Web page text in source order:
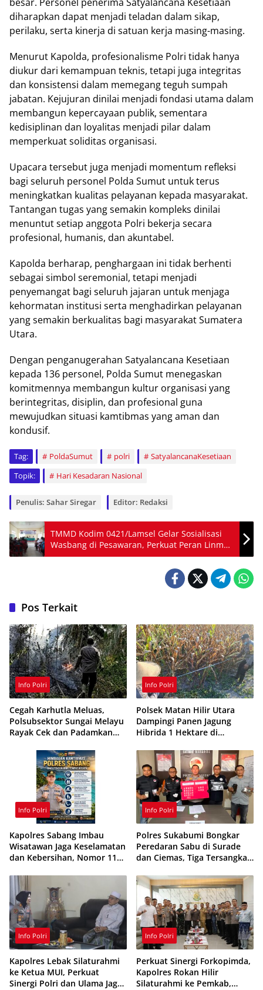
diharapkan dapat menjadi teladan dalam sikap,
perilaku, serta kinerja di satuan kerja masing-masing.
Menurut Kapolda, profesionalisme Polri tidak hanya
diukur dari kemampuan teknis, tetapi juga integritas
dan konsistensi dalam memegang teguh sumpah
jabatan. Kejujuran dinilai menjadi fondasi utama dalam
membangun kepercayaan publik, sementara
kedisiplinan dan loyalitas menjadi pilar dalam
memperkuat soliditas organisasi.
Upacara tersebut juga menjadi momentum refleksi
bagi seluruh personel Polda Sumut untuk terus
meningkatkan kualitas pelayanan kepada masyarakat.
Tantangan tugas yang semakin kompleks dinilai
menuntut setiap anggota Polri bekerja secara
profesional, humanis, dan akuntabel.
Kapolda berharap, penghargaan ini tidak berhenti
sebagai simbol seremonial, tetapi menjadi
penyemangat bagi seluruh jajaran untuk menjaga
kehormatan institusi serta menghadirkan pelayanan
yang semakin berkualitas bagi masyarakat Sumatera
Utara.
Dengan penganugerahan Satyalancana Kesetiaan
kepada 136 personel, Polda Sumut menegaskan
komitmennya membangun kultur organisasi yang
berintegritas, disiplin, dan profesional guna
mewujudkan situasi kamtibmas yang aman dan
kondusif.
Tag: PoldaSumut polri
SatyalancanaKesetiaan
Topik:
Hari Kesadaran Nasional
Penulis: Sahar Siregar Editor: Redaksi
TMMD Kodim 0421/Lamsel Gelar Sosialisasi
Wasbang di Pesawaran, Perkuat Peran Linmas
Jaga Stabilitas Desa
Pos Terkait
Info Polri
Cegah Karhutla Meluas,
Polsubsektor Sungai Melayu
Rayak Cek dan Padamkan
Info Polri
Polsek Matan Hilir Utara
Dampingi Panen Jagung
Hibrida 1 Hektare di
Info Polri
Kapolres Sabang Imbau
Wisatawan Jaga Keselamatan
dan Kebersihan, Nomor 110
Info Polri
Polres Sukabumi Bongkar
Peredaran Sabu di Surade
dan Ciemas, Tiga Tersangka
Info Polri
Kapolres Lebak Silaturahmi
ke Ketua MUI, Perkuat
Sinergi Polri dan Ulama Jaga
Info Polri
Perkuat Sinergi Forkopimda,
Kapolres Rokan Hilir
Silaturahmi ke Pemkab,